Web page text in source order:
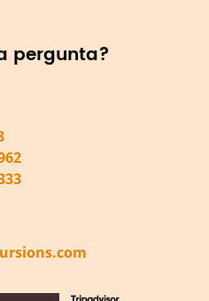
pergunta?